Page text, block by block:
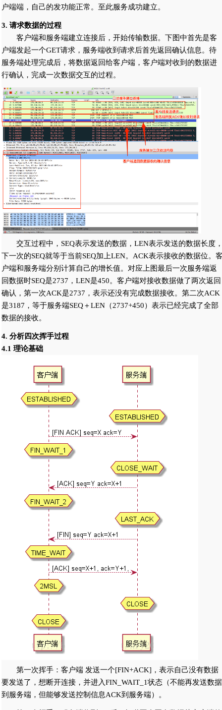
户端端，自己的发功能正常。至此服务成功建立。
3. 请求数据的过程
客户端和服务端建立连接后，开始传输数据。下图中首先是客
户端发起一个GET请求，服务端收到请求后首先返回确认信息。待
服务端处理完成后，将数据返回给客户端，客户端对收到的数据进
行确认，完成一次数据交互的过程。
交互过程中，SEQ表示发送的数据，LEN表示发送的数据长度
下一次的SEQ就等于当前SEQ加上LEN。ACK表示接收的数据位。
户端和服务端分别计算自己的增长值。对应上图最后一次服务端返
回数据时SEQ是2737，LEN是450。客户端对接收数据做了两次返回
确认，第一次ACK是2737，表示还没有完成数据接收。第二次ACK
是3187，等于服务端SEQ＋LEN（2737+450）表示已经完成了全部
数据的接收。
4. 分析四次挥手过程
4.1 理论基础
第一次挥手：客户端 发送一个[FIN+ACK]，表示自己没有数据
要发送了，想断开连接，并进入FIN_WAIT_1状态（不能再发送数据
到服务端，但能够发送控制信息ACK到服务端）。